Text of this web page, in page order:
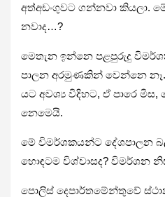
අත්අ­ඩං­ගු­වට ගන්නවා කියලා.
න­වාද…?
මෙතැන ඉන්නෙ පළ­පු­රුදු
පා­ලන අර­මු­ණ­කින් වෙන්නෙ
යට අවශ්‍ය විදි­හට, ඒ පාරෙ මිස,
නෙමෙයි.
මේ විම­ර්ශ­ක­යන්ට දේශ­පා­ලන
හොඳ­ටම විශ්වා­සද? විම­ර්ශන
පොලිස් දෙපා­ර්ත­මේ­න්තුවේ